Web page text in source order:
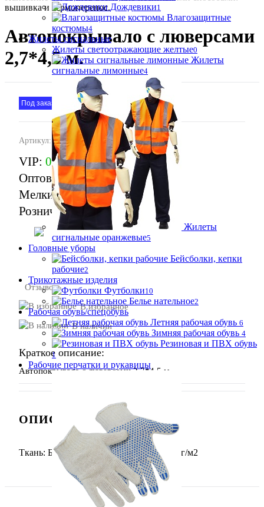
Дождевики1
Влагозащитные
костюмы4
Жилеты сигнальные
Жилеты светоотражающие желтые0
Жилеты
сигнальные лимонные4
Жилеты
сигнальные оранжевые5
Головные уборы
Бейсболки, кепки
рабочие2
Трикотажные изделия
Футболки10
Белье нательное2
Рабочая обувь/спецобувь
Летняя рабочая обувь 6
Зимняя рабочая обувь 4
Резиновая и ПВХ обувь
1
Рабочие перчатки и рукавицы
вышивка и термоперенос.
Автопокрывало с люверсами
2,7*4,5 м.
Под заказ
Артикул:ПОЛ.151
VIP: 0 ₽
Оптовая:0 ₽
Мелкий опт:0 ₽
Розничная:0 ₽
В корзину
Отзывов:
В избранное
В наличии
Краткое описание:
Автопокрывало с люверсами 2,7*4,5 м.
ОПИСАНИЕ ТОВАРА
Ткань: Брезент с ВО пропиткой, пл. 480г/м2